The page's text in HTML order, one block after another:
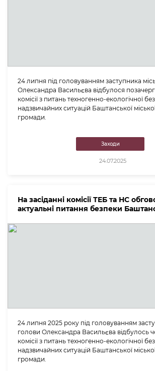
24 липня під головуванням заступника
Олександра Васильєва відбулося
комісії з питань техногенно-екологічної
надзвичайних ситуацій Баштанської
громади.
Заходи
24.07.2025
На засіданні комісії ТЕБ та НС
актуальні питання безпеки
24 липня 2025 року під головуванням
голови Олександра Васильєва відбулось
комісії з питань техногенно-екологічної
надзвичайних ситуацій Баштанської
громади.